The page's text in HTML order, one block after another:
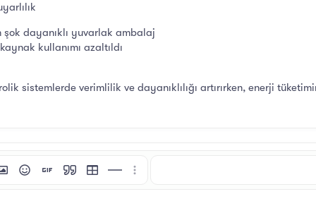
dayanıklı yuvarlak ambalaj
kullanımı azaltıldı
sistemlerde verimlilik ve dayanıklılığı artırırken, enerji
ekleekle
İfadelerGIF ekle
Alıntı Tablo ekleYatay çizgi ekle
Daha fazla seçenek…